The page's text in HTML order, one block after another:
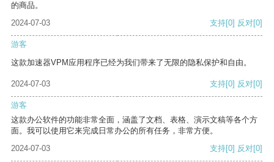
的商品。
2024-07-03
支持[0] 反对[0]
游客
这款加速器VPM应用程序已经为我们带来了无限的隐私保护和自由。
2024-07-03 支持[0] 反对[0]
游客
这款办公软件的功能非常全面，涵盖了文档、表格、演示文稿等各个方
面。我可以使用它来完成日常办公的所有任务，非常方便。
2024-07-03
支持[0] 反对[0]